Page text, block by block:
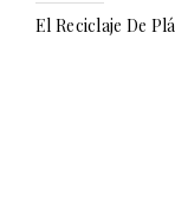
El Reciclaje De